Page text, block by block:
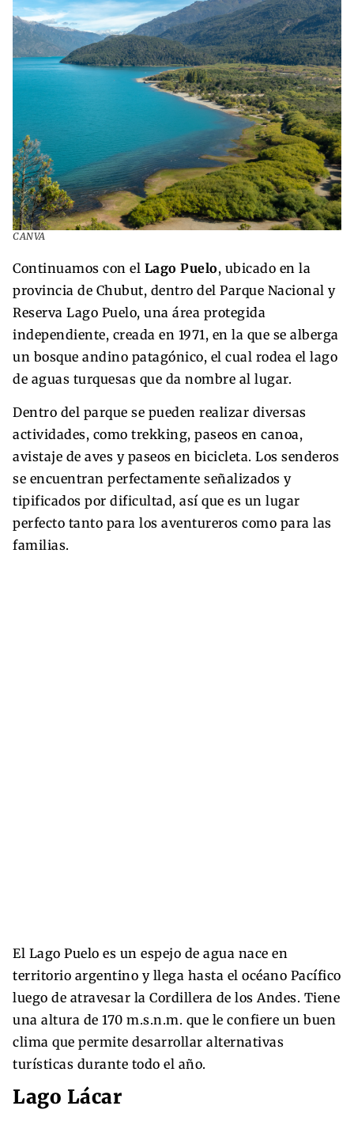
CANVA
Continuamos con el Lago Puelo, ubicado en la
provincia de Chubut, dentro del Parque Nacional y
Reserva Lago Puelo, una área protegida
independiente, creada en 1971, en la que se alberga
un bosque andino patagónico, el cual rodea el lago
de aguas turquesas que da nombre al lugar.
Dentro del parque se pueden realizar diversas
actividades, como trekking, paseos en canoa,
avistaje de aves y paseos en bicicleta. Los senderos
se encuentran perfectamente señalizados y
tipificados por dificultad, así que es un lugar
perfecto tanto para los aventureros como para las
familias.
El Lago Puelo es un espejo de agua nace en
territorio argentino y llega hasta el océano Pacífico
luego de atravesar la Cordillera de los Andes. Tiene
una altura de 170 m.s.n.m. que le confiere un buen
clima que permite desarrollar alternativas
turísticas durante todo el año.
Lago Lácar